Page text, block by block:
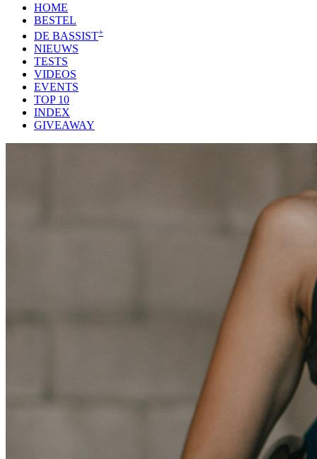
HOME
BESTEL
DE BASSIST+
NIEUWS
TESTS
VIDEOS
EVENTS
TOP 10
INDEX
GIVEAWAY